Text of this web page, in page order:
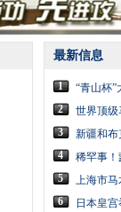
最新信息
1
“青山杯
2
世界顶级
3
新疆和布
4
稀罕事！
5
上海市马
6
日本皇